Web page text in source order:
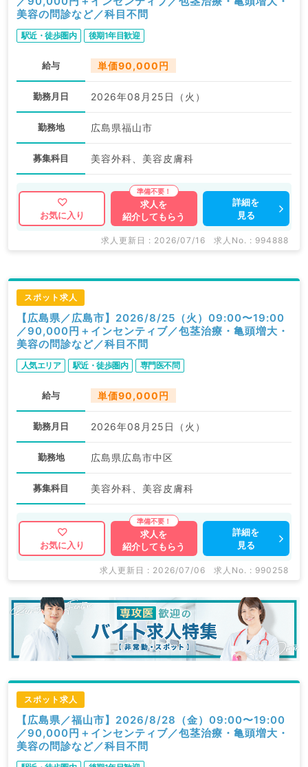
美容の問診など／科目不問
駅近・徒歩圏内 後期1年目歓迎
給与 単価90,000円
勤務月日 2026年08月25日（火）
勤務地 広島県福山市
募集科目 美容外科、美容皮膚科
お気に入り
求人を
紹介してもらう
詳細を
見る
求人更新日 : 2026/07/16 求人No. : 994888
スポット求人
【広島県／広島市】2026/8/25（火）09:00〜19:00
／90,000円＋インセンティブ／包茎治療・亀頭増大・
美容の問診など／科目不問
人気エリア 駅近・徒歩圏内 専門医不問
給与 単価90,000円
勤務月日 2026年08月25日（火）
勤務地 広島県広島市中区
募集科目 美容外科、美容皮膚科
お気に入り
求人を
紹介してもらう
詳細を
見る
求人更新日 : 2026/07/06 求人No. : 990258
スポット求人
【広島県／福山市】2026/8/28（金）09:00〜19:00
／90,000円＋インセンティブ／包茎治療・亀頭増大・
美容の問診など／科目不問